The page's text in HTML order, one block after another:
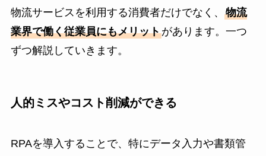
物流サービスを利用する消費者だけでなく、 物流
業界で働く従業員にもメリットがあります。一つ
ずつ解説していきます。
人的ミスやコスト削減ができる
RPAを導入することで、特にデータ入力や書類管